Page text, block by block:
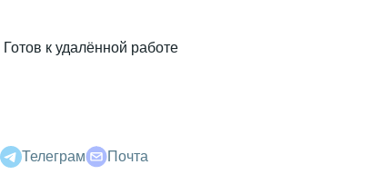
Готов к удалённой работе
Телеграм Почта